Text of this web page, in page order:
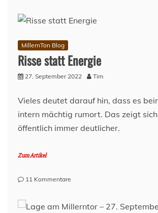
Millerntor,
September
2022
MillernTon Blog
Risse statt Energie
27. September 2022 Tim
Vieles deutet darauf hin, dass es
intern mächtig rumort. Das zeigt
öffentlich immer deutlicher.
Zum Artikel
11 Kommentare
Energie